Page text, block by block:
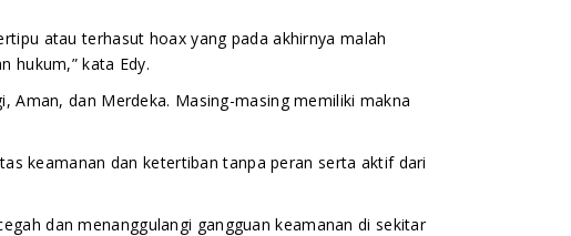
atau terhasut hoax yang pada akhirnya malah
hukum,” kata Edy.
Aman, dan Merdeka. Masing-masing memiliki makna
keamanan dan ketertiban tanpa peran serta aktif dari
dan menanggulangi gangguan keamanan di sekitar